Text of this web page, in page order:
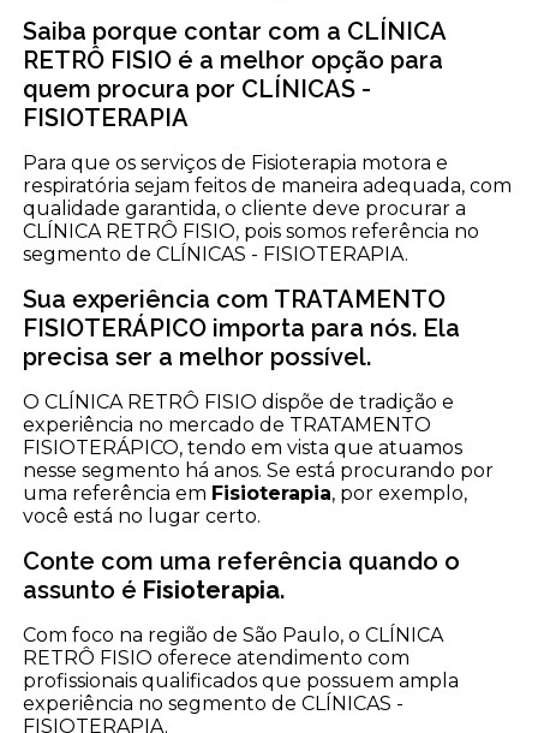
Saiba porque contar com a CLÍNICA
RETRÔ FISIO é a melhor opção para
quem procura por CLÍNICAS -
FISIOTERAPIA
Para que os serviços de Fisioterapia motora e
respiratória sejam feitos de maneira adequada, com
qualidade garantida, o cliente deve procurar a
CLÍNICA RETRÔ FISIO, pois somos referência no
segmento de CLÍNICAS - FISIOTERAPIA.
Sua experiência com TRATAMENTO
FISIOTERÁPICO importa para nós. Ela
precisa ser a melhor possível.
O CLÍNICA RETRÔ FISIO dispõe de tradição e
experiência no mercado de TRATAMENTO
FISIOTERÁPICO, tendo em vista que atuamos
nesse segmento há anos. Se está procurando por
uma referência em Fisioterapia, por exemplo,
você está no lugar certo.
Conte com uma referência quando o
assunto é Fisioterapia.
Com foco na região de São Paulo, o CLÍNICA
RETRÔ FISIO oferece atendimento com
profissionais qualificados que possuem ampla
experiência no segmento de CLÍNICAS -
FISIOTERAPIA.